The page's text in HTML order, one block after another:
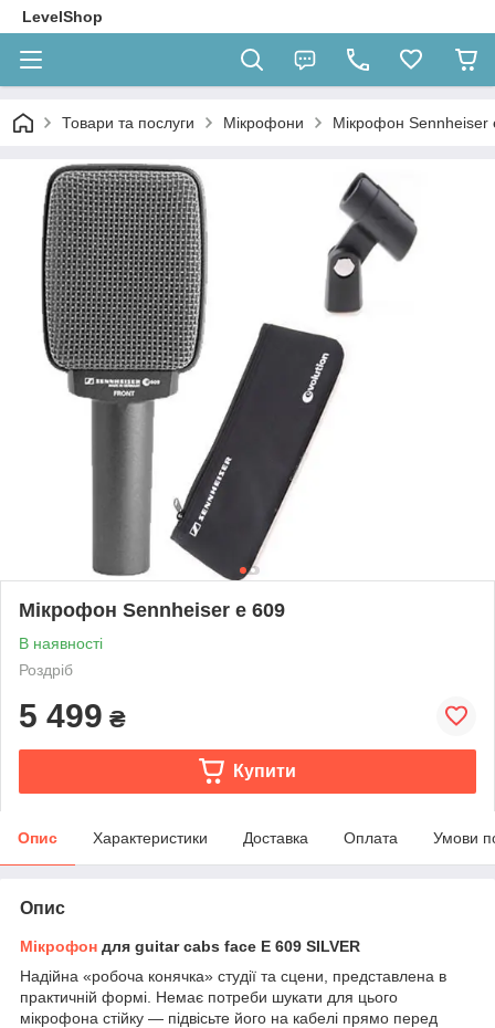
LevelShop
Товари та послуги Мікрофони Мікрофон Sennheiser
Мікрофон Sennheiser e 609
В наявності
Роздріб
5 499 ₴
Купити
Опис Характеристики Доставка Оплата Умови
Опис
Мікрофон для guitar cabs face E 609 SILVER
Надійна «робоча конячка» студії та сцени, представлена в
практичній формі. Немає потреби шукати для цього
мікрофона стійку — підвісьте його на кабелі прямо перед